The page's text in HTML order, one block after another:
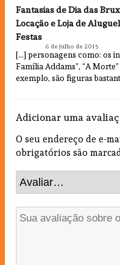
Fantasias de Dia das
Locação e Loja de
Festas
6 de julho de 2015
[…] personagens como: os
Família Addams”, “A
exemplo, são figuras
Adicionar uma
O seu endereço de e-
obrigatórios são